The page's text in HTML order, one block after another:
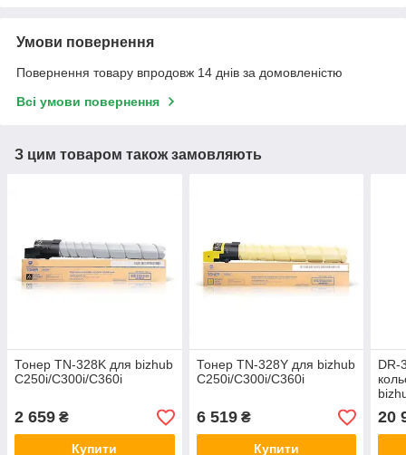
Умови повернення
Повернення товару впродовж 14 днів за домовленістю
Всі умови повернення
З цим товаром також замовляють
Тонер TN-328K для bizhub
C250i/C300i/C360i
2 659 ₴
Купити
Тонер TN-328Y для bizhub
C250i/C300i/C360i
6 519₴
Купити
DR-
20